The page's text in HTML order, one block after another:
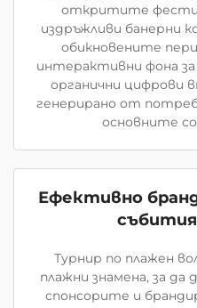
откритите
издръжливи банерни
обикновените
интерактивни фона за
органични цифрови
генерирано от
основните
Ефективно
Турнир по плажен
плажни знамена, за
спонсорите и